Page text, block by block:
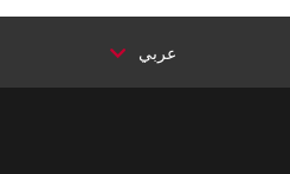
عربي